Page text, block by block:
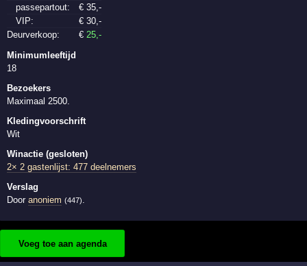
passepartout:
€35,-
VIP:
€30,-
Deurverkoop:
€25,-
Minimumleeftijd
18
Bezoekers
Maximaal 2500.
Kledingvoorschrift
Wit
Winactie (gesloten)
2× 2 gastenlijst: 477 deelnemers
Verslag
Dooranoniem (447).
Voeg toe aan agenda